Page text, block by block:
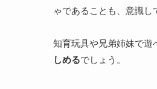
ゃであることも、意識し
知育玩具や兄弟姉妹で遊
しめるでしょう。